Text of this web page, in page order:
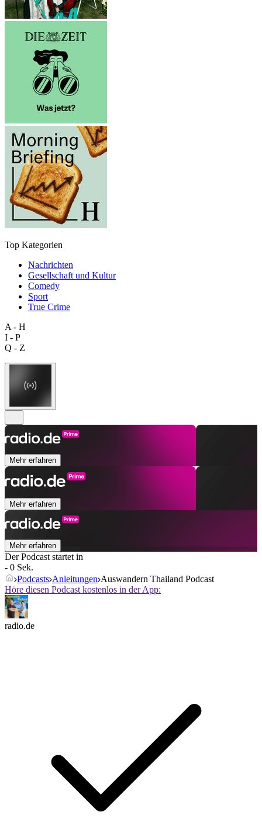
Top Kategorien
Nachrichten
Gesellschaft und Kultur
Comedy
Sport
True Crime
A - H
I - P
Q - Z
Mehr erfahren
Mehr erfahren
Mehr erfahren
Der Podcast startet in
- 0 Sek.
Podcasts Anleitungen Auswandern Thailand Podcast
Höre diesen Podcast kostenlos in der App:
radio.de